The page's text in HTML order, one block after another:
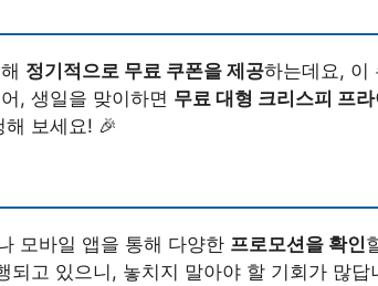
정기적으로 무료 쿠폰을 제공하는데요, 이
, 생일을 맞이하면 무료 대형 크리스피 프
해 보세요! 🎉
모바일 앱을 통해 다양한 프로모션을 확인
되고 있으니, 놓치지 말아야 할 기회가 많답